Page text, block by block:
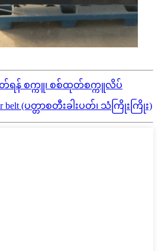
ရန် စက္ကူ၊ စစ်ထုတ်စက္ကူလိပ်
belt (ပတ္တာစတီးခါးပတ်၊ သံကြိုးကြိုး)